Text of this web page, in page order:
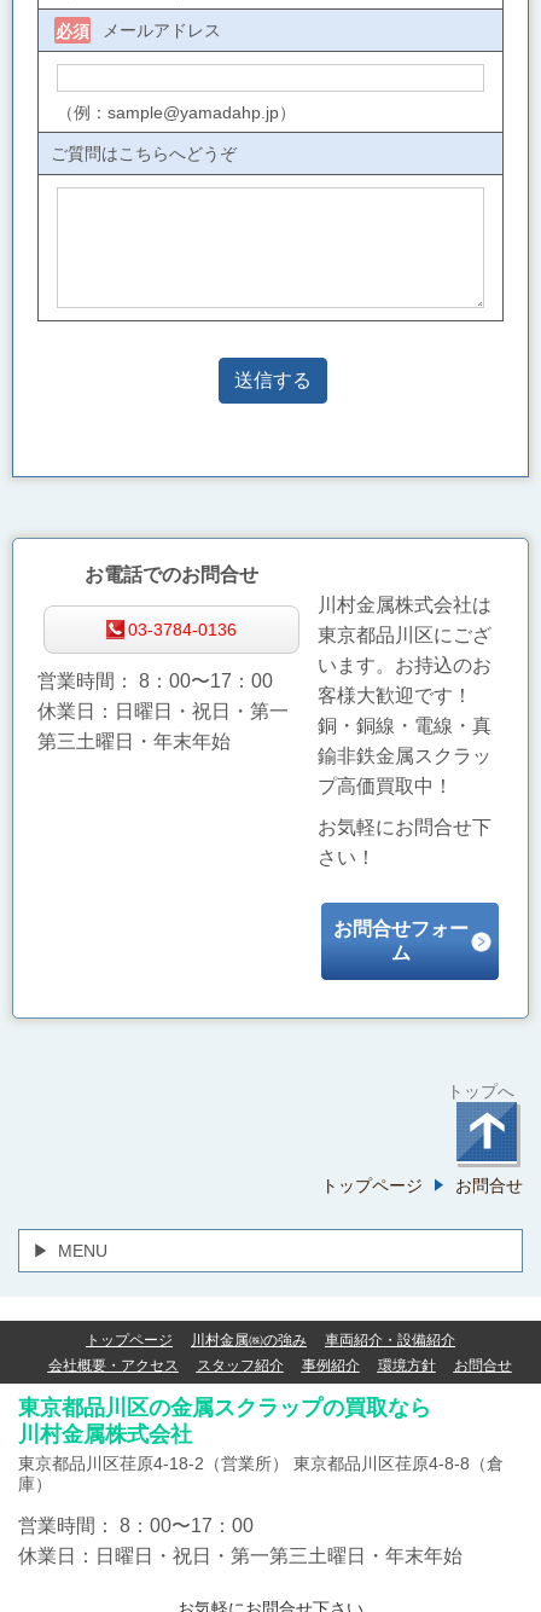
メールアドレス
必須
（例：sample@yamadahp.jp）
ご質問はこちらへどうぞ
川村金属株式会社は
東京都品川区にござ
います。お持込のお
客様大歓迎です！
銅・銅線・電線・真
鍮非鉄金属スクラッ
プ高価買取中！
お気軽にお問合せ下
さい！
お問合せフォー
ム
お電話でのお問合せ
03-3784-0136
営業時間：
8：00〜17：00
休業日：日曜日・祝日・第一
第三土曜日・年末年始
トップへ
トップページ お問合せ
MENU
トップページ 川村金属㈱の強み
車両紹介・設備紹介
会社概要・アクセス
スタッフ紹介 事例紹介 環境方針 お問合せ
東京都品川区の金属スクラップの買取なら
川村金属株式会社
東京都品川区荏原4-18-2（営業所） 東京都品川区荏原4-8-8（倉
庫）
営業時間： 8：00〜17：00
休業日： 日曜日・祝日・第一第三土曜日・年末年始
お気軽にお問合せ下さい